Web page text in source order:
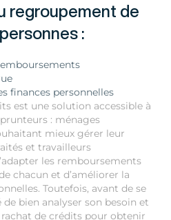
regroupement de
:
finances personnelles
est une solution accessible à
: ménages
mieux gérer leur
et travailleurs
les remboursements
chacun et d’améliorer la
Toutefois, avant de se
bien analyser son besoin et
de crédits pour obtenir